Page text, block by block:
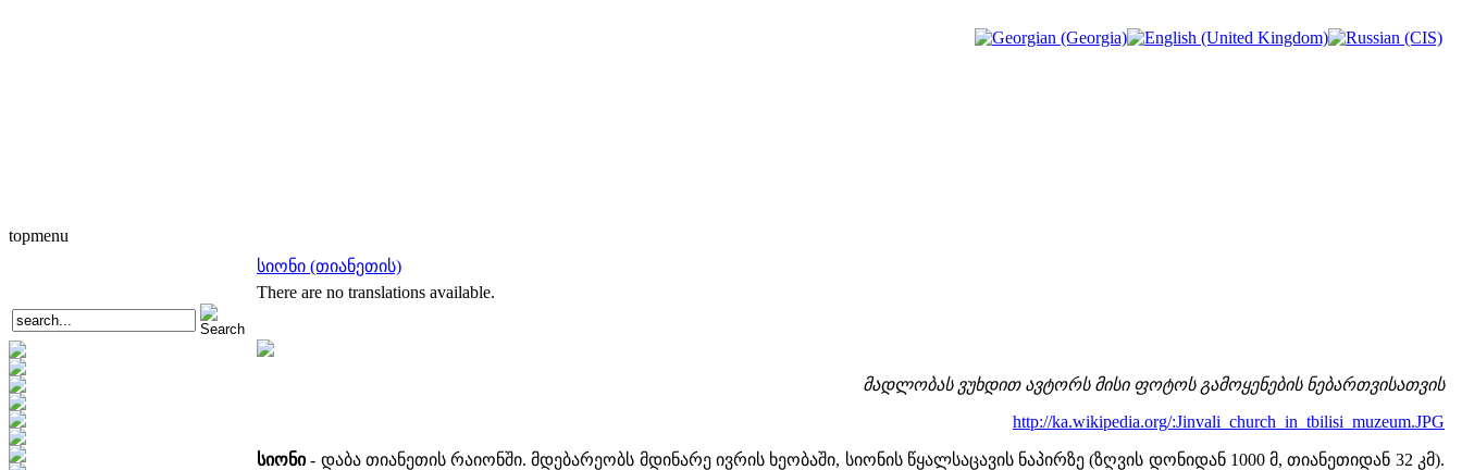
topmenu
სიონი (თიანეთის)
There are no translations available.
მადლობას ვუხდით ავტორს მისი ფოტოს გამოყენების ნებართვისათვის
http://ka.wikipedia.org/:Jinvali_church_in_tbilisi_muzeum.JPG
სიონი- დაბა თიანეთის რაიონში. მდებარეობს მდინარე ივრის ხეობაში, სიონის წყალსაცავის ნაპირზე (ზღვის დონიდან 1000 მ, თიანეთიდან 32 კმ).